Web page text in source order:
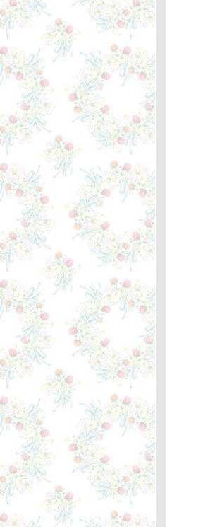
People Are Crazy - Billy
Currington ... ตะพาบ 355 "3
in 1"
The last farewell - Roger
Whittaker ... ความหมา
Hit the road Jack! - Ray
Charles ... ความหมา
Believe & If I Could Turn
Back Time - Cher ... หลัก
กิโลเมตรที่ 354
Tequila Sunrise - Eagles ...
ตะพาบ หลักกิโลเมตรที่ 353
Peace Train - Cat Stevens
... ตะพาบหลักกิโลเมตรที่
352
Just the Way You Are - Billy
Joel ... ความหมา
The Load Out / Stay -
Jackson Browne /
Rosemary Butler, Lindley ...
ความหมา
When You Love Someone -
Bryan Adams ... ตะภาพหลัก
กิโลเมตรที่ 351 ตัวประหลาด
The Fairest of the Seasons
- Nico ... ความหมา
This I Promise You -
NSYNC ... ตะพาบหลัก
กิโลเมตรที่ 350
What I Did For Love - Josh
Groban ... ความหมา
Oh, Pretty Woman - Roy
Orbison ... ความหมา
I Will Whisper Your Name -
Michael Johnson ... ตะพาบ
หลักกิโลเมตรที่ 349
Maggie May - Rod Stewart
... ความหมา
In Dreams - Roy Orbison ...